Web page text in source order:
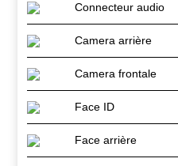
Connecteur audio
Camera arrière
Camera frontale
Face ID
Face arrière